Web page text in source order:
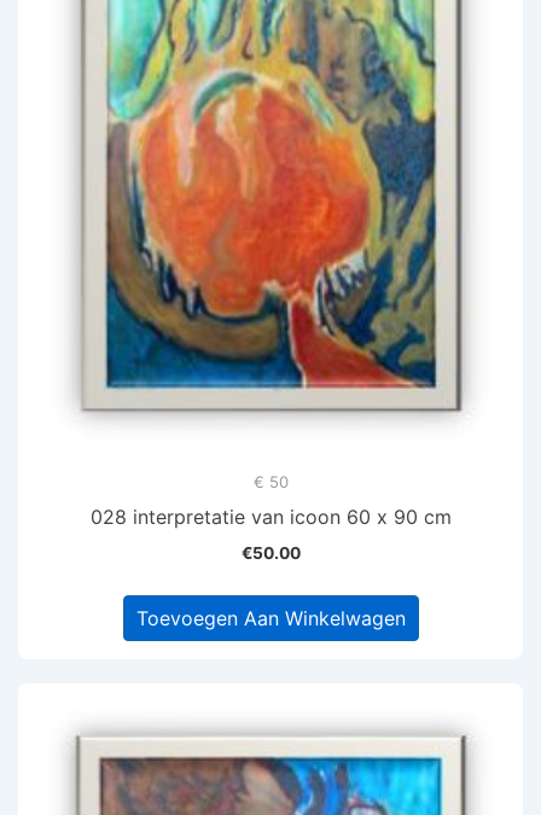
€ 50
028 interpretatie van icoon 60 x 90 cm
€50.00
Toevoegen Aan Winkelwagen